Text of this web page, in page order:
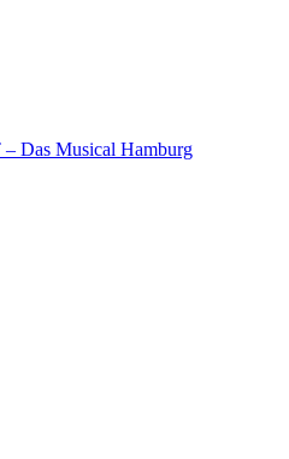
Das Musical Hamburg